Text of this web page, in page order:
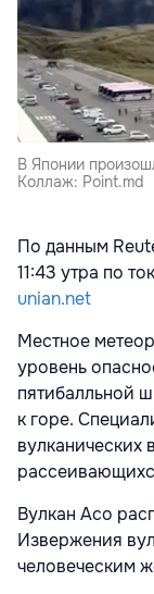
В Японии
Коллаж: Point.md
По данным
11:43 утра по
unian.net
Местное
уровень
пятибалльной
к горе.
вулканических
Вулкан Асо
Извержения
человеческим